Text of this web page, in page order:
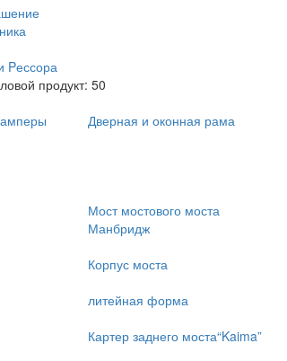
Pессора
продукт: 50
Дверная и оконная рама
Мост мостового моста
Манбридж
Корпус моста
литейная форма
Картер заднего моста“Kaima”